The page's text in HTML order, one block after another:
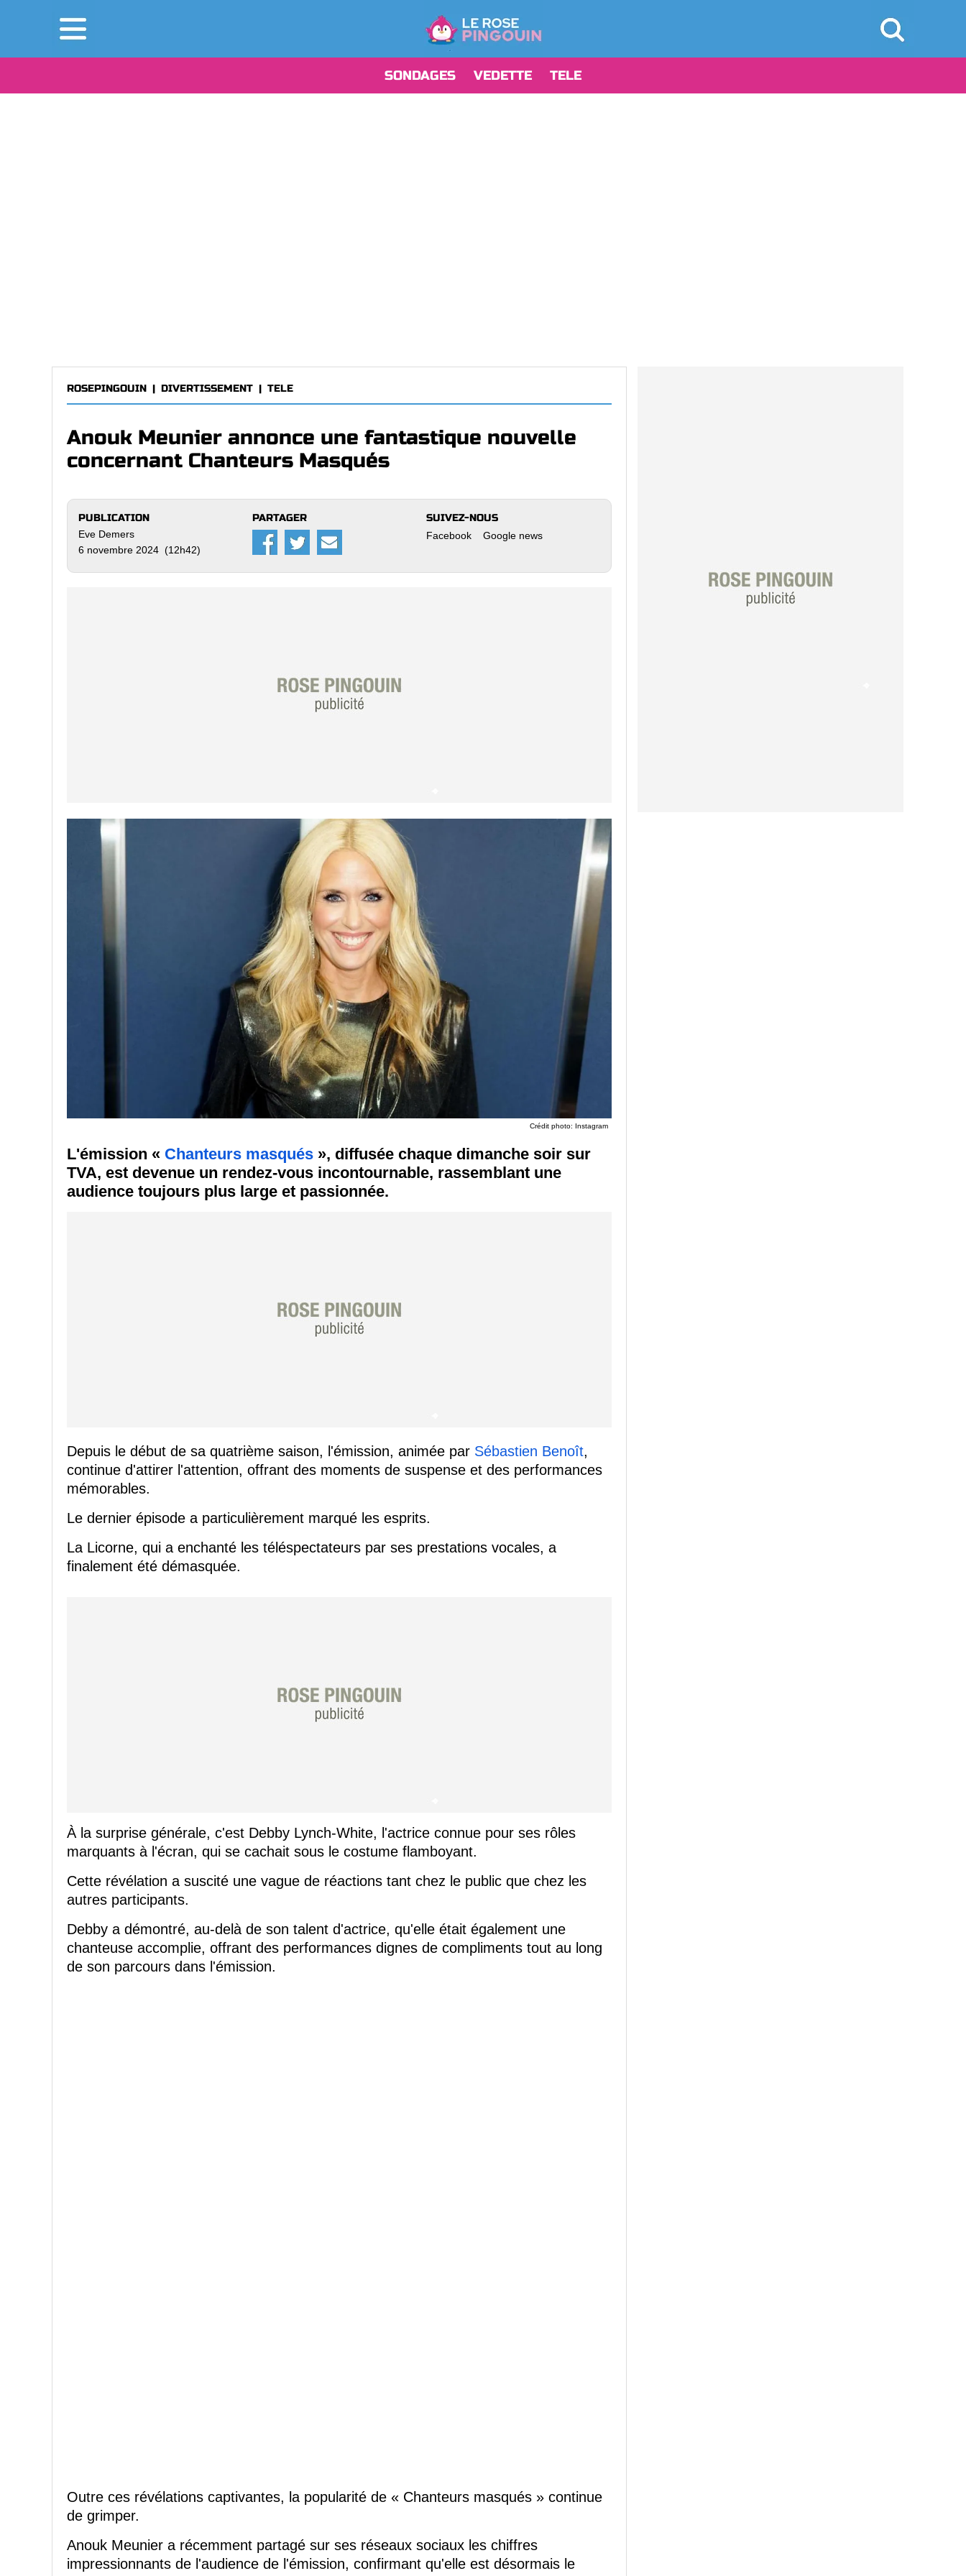
SONDAGES VEDETTE TELE
ROSEPINGOUIN | DIVERTISSEMENT | TELE
Anouk Meunier annonce une fantastique nouvelle
concernant Chanteurs Masqués
PUBLICATION
Eve Demers
6 novembre 2024 (12h42)
PARTAGER SUIVEZ-NOUS
Facebook Google news
Crédit photo: Instagram
L'émission « Chanteurs masqués », diffusée chaque dimanche soir sur
TVA, est devenue un rendez-vous incontournable, rassemblant une
audience toujours plus large et passionnée.
Depuis le début de sa quatrième saison, l'émission, animée par Sébastien Benoît,
continue d'attirer l'attention, offrant des moments de suspense et des performances
mémorables.
Le dernier épisode a particulièrement marqué les esprits.
La Licorne, qui a enchanté les téléspectateurs par ses prestations vocales, a
finalement été démasquée.
À la surprise générale, c'est Debby Lynch-White, l'actrice connue pour ses rôles
marquants à l'écran, qui se cachait sous le costume flamboyant.
Cette révélation a suscité une vague de réactions tant chez le public que chez les
autres participants.
Debby a démontré, au-delà de son talent d'actrice, qu'elle était également une
chanteuse accomplie, offrant des performances dignes de compliments tout au long
de son parcours dans l'émission.
Outre ces révélations captivantes, la popularité de « Chanteurs masqués » continue
de grimper.
Anouk Meunier a récemment partagé sur ses réseaux sociaux les chiffres
impressionnants de l'audience de l'émission, confirmant qu'elle est désormais le